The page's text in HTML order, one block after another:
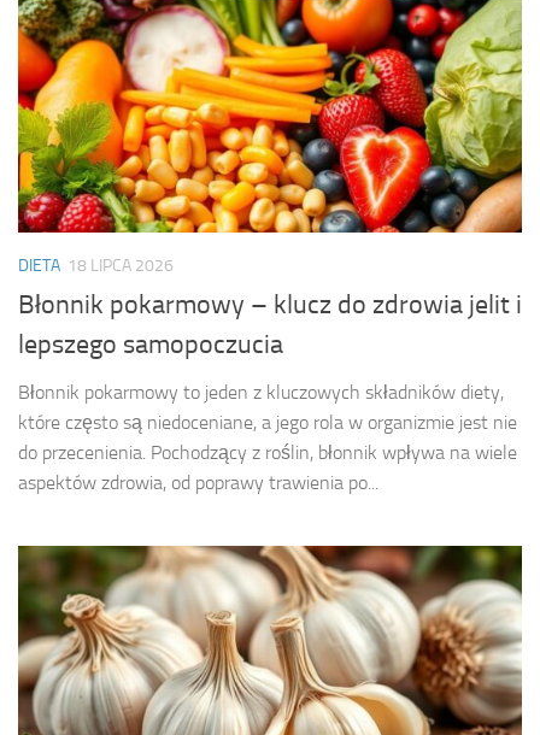
DIETA 18 LIPCA 2026
Błonnik pokarmowy – klucz do zdrowia jelit i
lepszego samopoczucia
Błonnik pokarmowy to jeden z kluczowych składników diety,
które często są niedoceniane, a jego rola w organizmie jest nie
do przecenienia. Pochodzący z roślin, błonnik wpływa na wiele
aspektów zdrowia, od poprawy trawienia po...